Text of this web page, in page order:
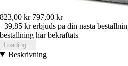
823,00 kr 797,00 kr
+39,85 krerbjuds pa din nasta
bestallning har bekraftats
Loading...
Beskrivning